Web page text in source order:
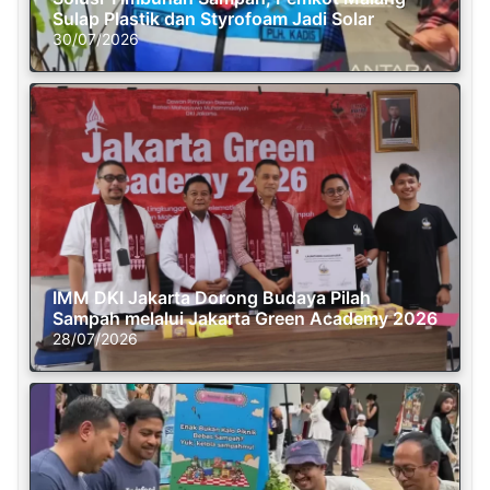
Sulap Plastik dan Styrofoam Jadi Solar
30/07/2026
IMM DKI Jakarta Dorong Budaya Pilah
Sampah melalui Jakarta Green Academy 2026
28/07/2026